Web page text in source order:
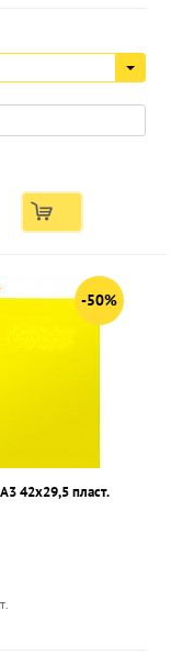
-50%
42x29,5 пласт.